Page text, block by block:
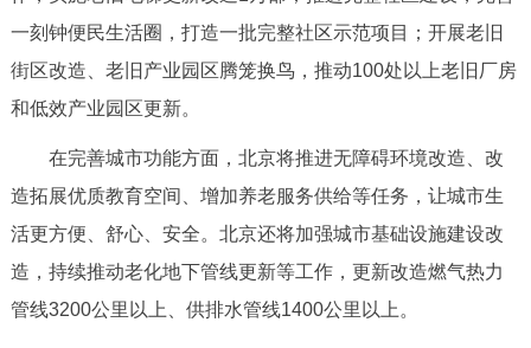
一刻钟便民生活圈，打造一批完整社区示范项目；开展老旧
街区改造、老旧产业园区腾笼换鸟，推动100处以上老旧厂房
和低效产业园区更新。
在完善城市功能方面，北京将推进无障碍环境改造、改
造拓展优质教育空间、增加养老服务供给等任务，让城市生
活更方便、舒心、安全。北京还将加强城市基础设施建设改
造，持续推动老化地下管线更新等工作，更新改造燃气热力
管线3200公里以上、供排水管线1400公里以上。